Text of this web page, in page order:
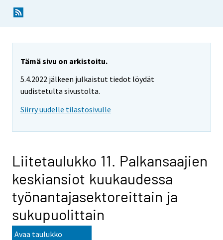
Tämä sivu on arkistoitu.
5.4.2022 jälkeen julkaistut tiedot löydät
uudistetulta sivustolta.
Siirry uudelle tilastosivulle
Liitetaulukko 11. Palkansaajien
keskiansiot kuukaudessa
työnantajasektoreittain ja
sukupuolittain
Avaa taulukko